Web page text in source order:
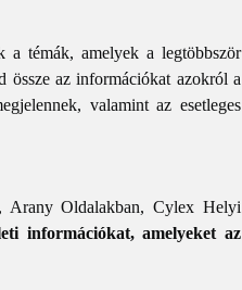
a témák, amelyek a legtöbbször
össze az információkat azokról a
valamint az esetleges
Arany Oldalakban, Cylex Helyi
információkat, amelyeket az